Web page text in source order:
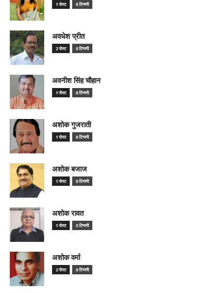
1 पोस्ट 0 टिप्पणी
अवधेश प्रीत
2 पोस्ट 0 टिप्पणी
अवनीश सिंह चौहान
1 पोस्ट 0 टिप्पणी
अशोक गुजराती
1 पोस्ट 0 टिप्पणी
अशोक बजाज
1 पोस्ट 0 टिप्पणी
अशोक रावत
1 पोस्ट 0 टिप्पणी
अशोक वर्मा
2 पोस्ट 0 टिप्पणी